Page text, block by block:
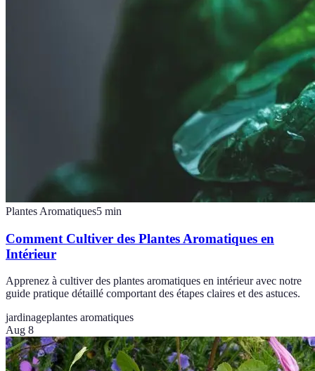
Plantes Aromatiques5 min
Comment Cultiver des Plantes Aromatiques en
Intérieur
Apprenez à cultiver des plantes aromatiques en intérieur avec notre
guide pratique détaillé comportant des étapes claires et des astuces.
jardinageplantes aromatiques
Aug 8